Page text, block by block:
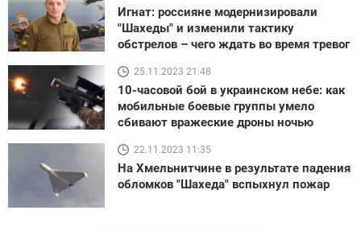
Игнат: россияне модернизировали
"Шахеды" и изменили тактику
обстрелов – чего ждать во время тревог
25.11.2023 21:48
10-часовой бой в украинском небе: как
мобильные боевые группы умело
сбивают вражеские дроны ночью
22.11.2023 11:35
На Хмельнитчине в результате падения
обломков "Шахеда" вспыхнул пожар